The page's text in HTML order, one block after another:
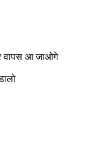
वापस आ जाओगे